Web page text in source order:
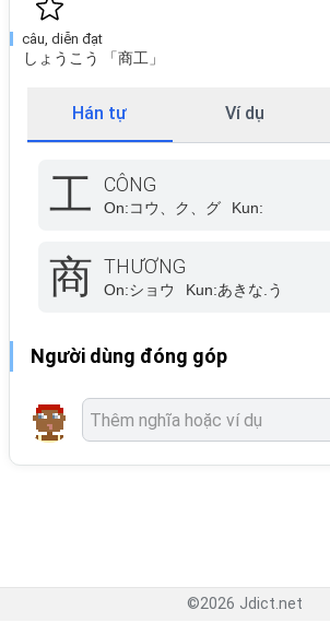
câu, diễn đạt
しょうこう 「商工」
Hán tự Ví dụ
工 CÔNG
On:コウ、ク、グ Kun:
商 THƯƠNG
On:ショウ Kun:あきな.う
Người dùng đóng góp
©2026 Jdict.net